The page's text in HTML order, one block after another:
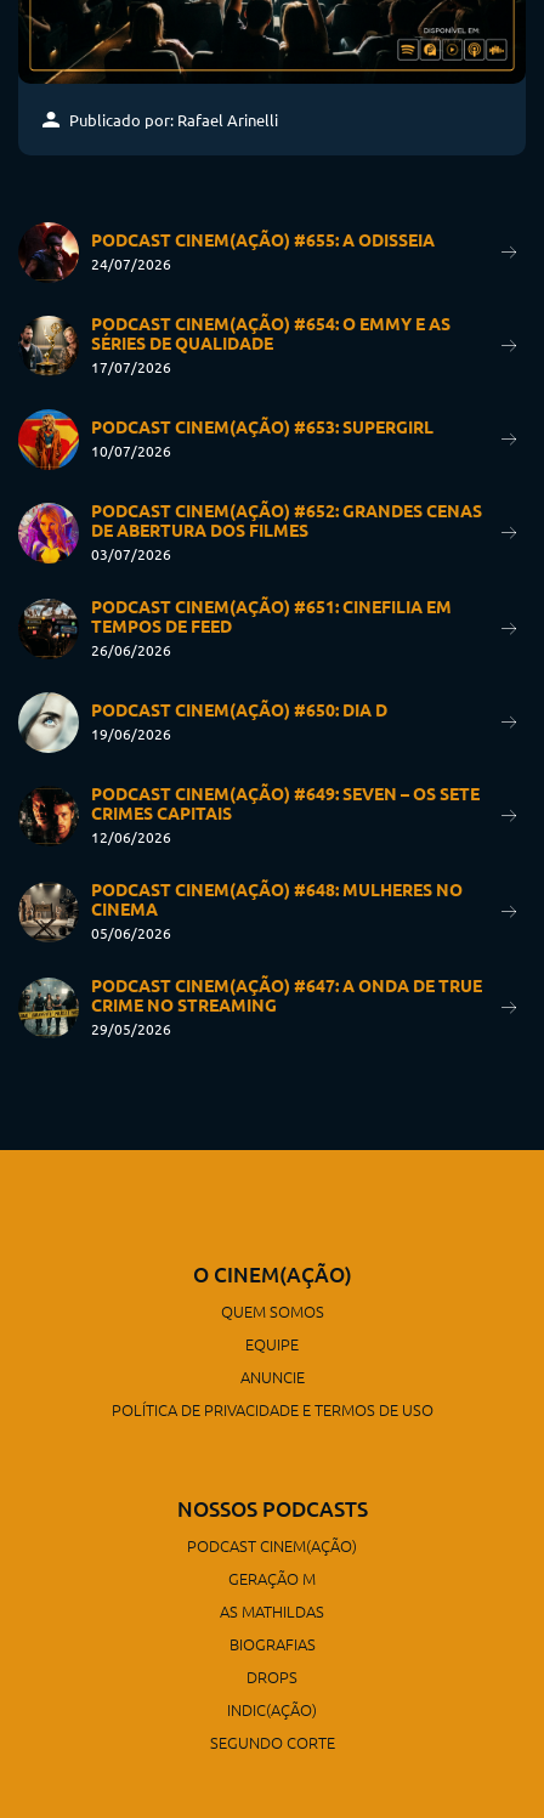
Publicado por: Rafael Arinelli
PODCAST CINEM(AÇÃO) #655: A ODISSEIA
24/07/2026
PODCAST CINEM(AÇÃO) #654: O EMMY E AS
SÉRIES DE QUALIDADE
17/07/2026
PODCAST CINEM(AÇÃO) #653: SUPERGIRL
10/07/2026
PODCAST CINEM(AÇÃO) #652: GRANDES CENAS
DE ABERTURA DOS FILMES
03/07/2026
PODCAST CINEM(AÇÃO) #651: CINEFILIA EM
TEMPOS DE FEED
26/06/2026
PODCAST CINEM(AÇÃO) #650: DIA D
19/06/2026
PODCAST CINEM(AÇÃO) #649: SEVEN – OS SETE
CRIMES CAPITAIS
12/06/2026
PODCAST CINEM(AÇÃO) #648: MULHERES NO
CINEMA
05/06/2026
PODCAST CINEM(AÇÃO) #647: A ONDA DE TRUE
CRIME NO STREAMING
29/05/2026
O CINEM(AÇÃO)
QUEM SOMOS
EQUIPE
ANUNCIE
POLÍTICA DE PRIVACIDADE E TERMOS DE USO
NOSSOS PODCASTS
PODCAST CINEM(AÇÃO)
GERAÇÃO M
AS MATHILDAS
BIOGRAFIAS
DROPS
INDIC(AÇÃO)
SEGUNDO CORTE